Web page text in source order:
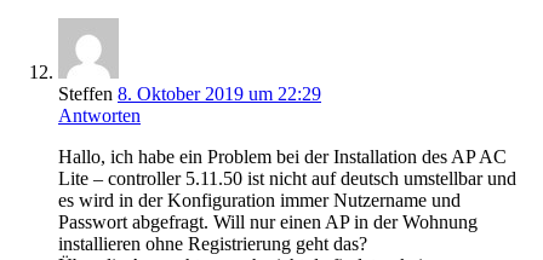
Steffen 8. Oktober 2019 um 22:29
Antworten
Hallo, ich habe ein Problem bei der Installation des AP AC
Lite – controller 5.11.50 ist nicht auf deutsch umstellbar und
es wird in der Konfiguration immer Nutzername und
Passwort abgefragt. Will nur einen AP in der Wohnung
installieren ohne Registrierung geht das?